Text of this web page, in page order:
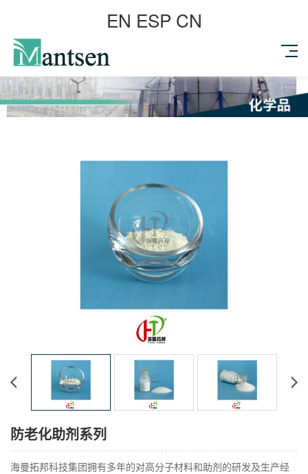
EN ESP CN
防老化助剂系列
海曼拓邦科技集团拥有多年的对高分子材料和助剂的研发及生产经